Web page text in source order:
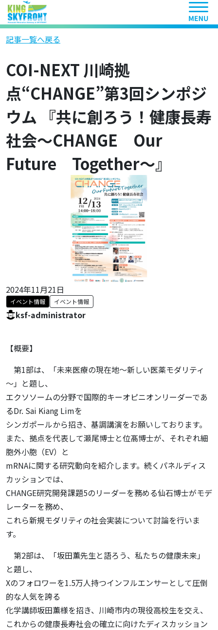
ヘッ
記事一覧へ戻る
COI-NEXT 川崎拠
点“CHANGE”第3回シンポジ
ウム 『共に創ろう！健康長寿
社会～CHANGE Our
Future Together～』
2024年11月21日
イベント情報 イベント情報
ksf-administrator
【概要】
第1部は、「未来医療の現在地～新しい医薬モダリティ
～」と題し、
エクソソームの分野で国際的キーオピニオンリーダーであ
るDr. Sai Kiang Limを
シンガポールから招き、基調講演をお願いしております。
また、拠点を代表して瀬尾博士と位髙博士が、それぞれ細
胞外小胞（EV）と
mRNAに関する研究動向を紹介します。続くパネルディス
カッションでは、
CHANGE研究開発課題5のリーダーを務める仙石博士がモデ
レーターを務め、
これら新規モダリティの社会実装について討論を行いま
す。
第2部は、「坂田薫先生と語ろう、私たちの健康未来」
と題し、
Xのフォロワーを1.5万人持つインフルエンサーとして圧倒
的な人気を誇る
化学講師坂田薫様を招き、川崎市内の現役高校生を交え、
これからの健康長寿社会の確立に向けたディスカッション